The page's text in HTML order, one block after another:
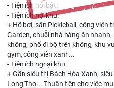
- Tiện ích nổi bật:
- Tiện ích nội khu:
+ Hồ bơi, sân Pickleball, công viên
Garden, chuỗi nhà hàng ăn nhanh,
không, phố đi bộ trên không, khu
gym, công viên xanh...
- Tiện ích ngoại khu:
+ Gần siêu thị Bách Hóa Xanh,
Long Thọ... Thuận tiện cho việc